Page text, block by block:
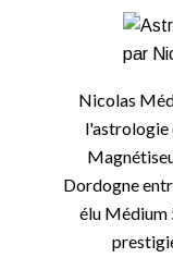
Nicolas
l'astrologie
Dordogne
élu Médium